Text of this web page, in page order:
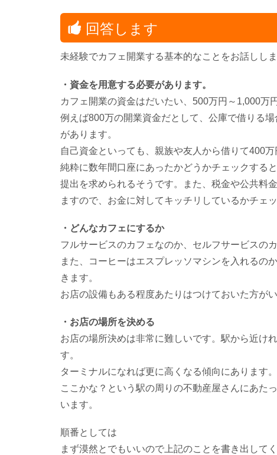
回答します
未経験でカフェ開業する基本的なことをお話ししま
・資金を用意する必要があります。
カフェ開業の資金はだいたい、500万円～1,000万
例えば800万の開業資金だとして、公庫で借りる
があります。
自己資金といっても、親族や友人から借りて400万
純粋に数年間口座にあったかどうかチェックする
提出を求められるそうです。また、税金や公共料
ますので、お金に対してキッチリしているかチェ
・どんなカフェにするか
フルサービスのカフェなのか、セルフサービスの
また、コーヒーはエスプレッソマシンを入れるの
きます。
お店の設備もある程度あたりはつけておいた方がい
・お店の場所を決める
お店の場所決めは非常に難しいです。駅から近け
す。
ターミナルになれば更に高くなる傾向にあります。
ここかな？という駅の周りの不動産屋さんにあた
います。
順番としては
まず漠然とでもいいので上記のことを書き出してく